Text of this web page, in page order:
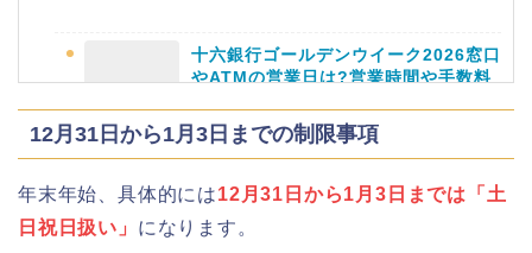
(出店)の時間はいつから?混雑状況も!
十六銀行ゴールデンウイーク2026窓口
やATMの営業日は?営業時間や手数料
静岡銀行ゴールデンウィーク2026の営
業日や休みは?ATM手数料も調査!
12月31日から1月3日までの制限事項
年末年始、具体的には12月31日から1月3日までは「土
日祝日扱い」 になります。